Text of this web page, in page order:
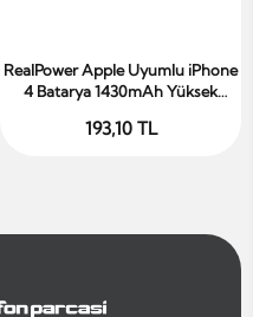
Sepete Ekle
RealPower Apple Uyumlu iPhone
4 Batarya 1430mAh Yüksek
193,10 TL